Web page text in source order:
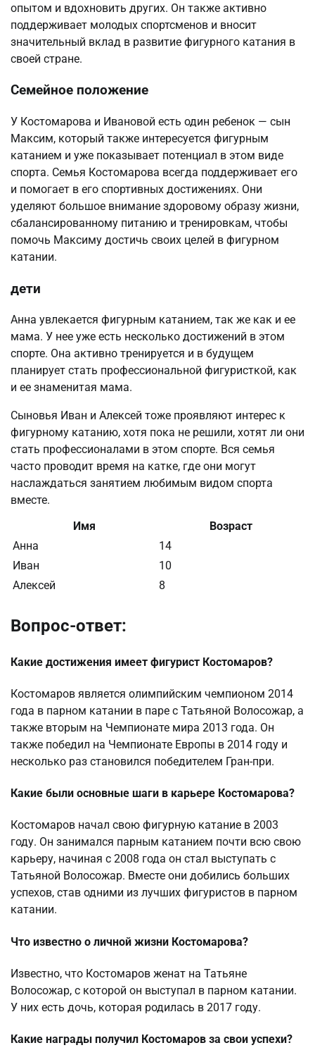
опытом и вдохновить других. Он также активно
поддерживает молодых спортсменов и вносит
значительный вклад в развитие фигурного катания в
своей стране.
Семейное положение
У Костомарова и Ивановой есть один ребенок — сын
Максим, который также интересуется фигурным
катанием и уже показывает потенциал в этом виде
спорта. Семья Костомарова всегда поддерживает его
и помогает в его спортивных достижениях. Они
уделяют большое внимание здоровому образу жизни,
сбалансированному питанию и тренировкам, чтобы
помочь Максиму достичь своих целей в фигурном
катании.
дети
Анна увлекается фигурным катанием, так же как и ее
мама. У нее уже есть несколько достижений в этом
спорте. Она активно тренируется и в будущем
планирует стать профессиональной фигуристкой, как
и ее знаменитая мама.
Сыновья Иван и Алексей тоже проявляют интерес к
фигурному катанию, хотя пока не решили, хотят ли они
стать профессионалами в этом спорте. Вся семья
часто проводит время на катке, где они могут
наслаждаться занятием любимым видом спорта
вместе.
Имя
Возраст
Анна
14
Иван
10
Алексей
8
Вопрос-ответ:
Какие достижения имеет фигурист Костомаров?
Костомаров является олимпийским чемпионом 2014
года в парном катании в паре с Татьяной Волосожар, а
также вторым на Чемпионате мира 2013 года. Он
также победил на Чемпионате Европы в 2014 году и
несколько раз становился победителем Гран-при.
Какие были основные шаги в карьере Костомарова?
Костомаров начал свою фигурную катание в 2003
году. Он занимался парным катанием почти всю свою
карьеру, начиная с 2008 года он стал выступать с
Татьяной Волосожар. Вместе они добились больших
успехов, став одними из лучших фигуристов в парном
катании.
Что известно о личной жизни Костомарова?
Известно, что Костомаров женат на Татьяне
Волосожар, с которой он выступал в парном катании.
У них есть дочь, которая родилась в 2017 году.
Какие награды получил Костомаров за свои успехи?